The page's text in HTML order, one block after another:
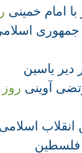
امام خمينى
دير ياسين
آوينى روز
اسلامى
فلسطين